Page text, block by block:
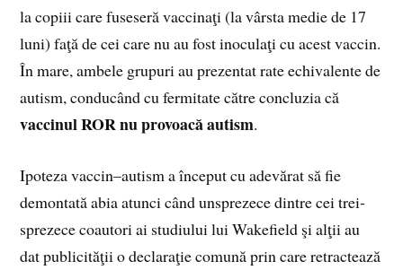
la copiii care fuseseră vaccinaţi (la vârsta medie de 17
luni) faţă de cei care nu au fost inoculaţi cu acest vaccin.
În mare, ambele grupuri au prezentat rate echivalente de
autism, conducând cu fermitate către concluzia că
vacci­nul ROR nu provoacă autism.
Ipoteza vaccin–autism a început cu adevărat să fie
demontată abia atunci când unsprezece dintre cei trei­
sprezece coautori ai studiului lui Wakefield şi alţii au
dat publicităţii o declaraţie comună prin care retractează